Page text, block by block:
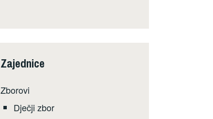
Zajednice
Zborovi
Dječji zbor